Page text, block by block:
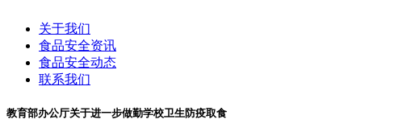
关于我们
食品安全资讯
食品安全动态
联系我们
教育部办公厅关于进一步做勤学校卫生防疫取食